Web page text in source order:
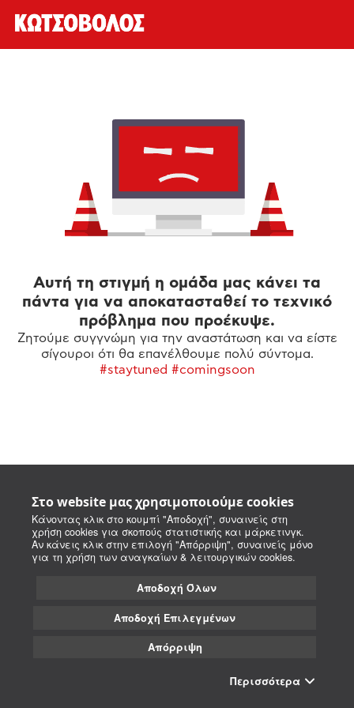
Στο website μας χρησιμοποιούμε cookies
Κάνοντας κλικ στο κουμπί "Αποδοχή", συναινείς στη
χρήση cookies για σκοπούς στατιστικής και μάρκετινγκ.
Αν κάνεις κλικ στην επιλογή "Απόρριψη", συναινείς μόνο
για τη χρήση των αναγκαίων & λειτουργικών cookies.
Αποδοχή Όλων
Αποδοχή Επιλεγμένων
Απόρριψη
Περισσότερα
Αυτή τη στιγμή η ομάδα μας κάνει τα
πάντα για να αποκατασταθεί το τεχνικό
πρόβλημα που προέκυψε.
Ζητούμε συγγνώμη για την αναστάτωση και να είστε
σίγουροι ότι θα επανέλθουμε πολύ σύντομα.
#staytuned #comingsoon